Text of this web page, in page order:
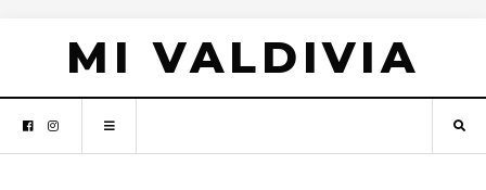
MI VALDIVIA